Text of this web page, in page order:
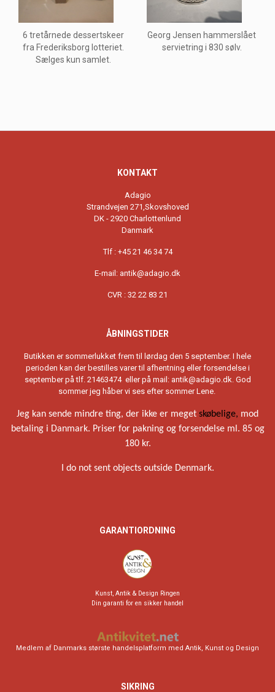
6 tretårnede dessertskeer
fra Frederiksborg lotteriet.
Sælges kun samlet.
Georg Jensen hammerslået
servietring i 830 sølv.
KONTAKT
Adagio
Strandvejen 271,Skovshoved
DK - 2920 Charlottenlund
Danmark
Tlf : +45 21 46 34 74
E-mail: antik@adagio.dk
CVR : 32 22 83 21
ÅBNINGSTIDER
Butikken er sommerlukket frem til lørdag den 5 september. I hele
perioden kan der bestilles varer til afhentning eller forsendelse i
september på tlf. 21463474 eller på mail: antik@adagio.dk. God
sommer jeg håber vi ses efter sommer Lene.
Jeg kan sende mindre ting, der ikke er meget skøbelige, mod
betaling i Danmark. Priser for pakning og forsendelse ml. 85 og
180 kr.
I do not sent objects outside Denmark.
GARANTIORDNING
Kunst, Antik & Design Ringen
Din garanti for en sikker handel
Medlem af Danmarks største handelsplatform med Antik, Kunst og Design
SIKRING